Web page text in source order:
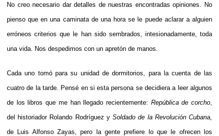
No creo necesario dar detalles de nuestras encontradas opiniones. No
pienso que en una caminata de una hora se le puede aclarar a alguien
erróneos criterios que le han sido sembrados, intesionadamente, toda
una vida. Nos despedimos con un apretón de manos.
Cada uno tomó para su unidad de dormitorios, para la cuenta de las
cuatro de la tarde. Pensé en si esta persona se decidiera a leer algunos
de los libros que me han llegado recientemente: República de corcho
del historiador Rolando Rodríguez ySoldado de la Revolución Cubana,
de Luis Alfonso Zayas, pero la gente prefiere lo que le ofrecen los